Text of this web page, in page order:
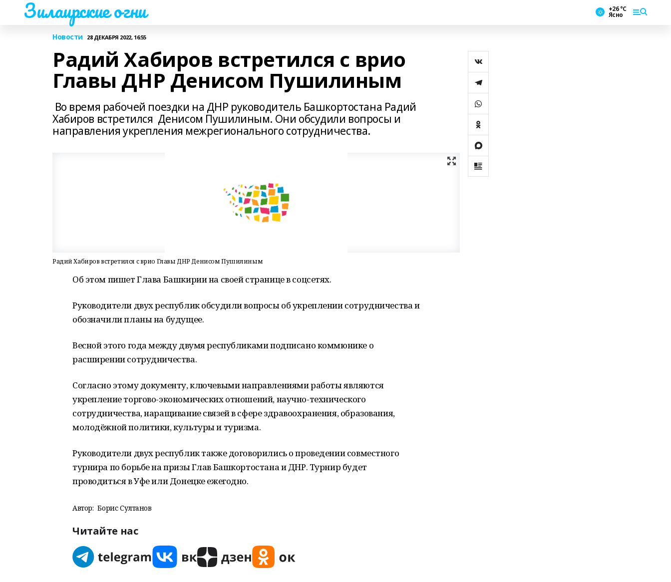
Зилаирские огни +26 °С
Ясно
Новости 28 ДЕКАБРЯ 2022, 16:55
Радий Хабиров встретился с врио
Главы ДНР Денисом Пушилиным
Во время рабочей поездки на ДНР руководитель Башкортостана Радий
Хабиров встретился Денисом Пушилиным. Они обсудили вопросы и
направления укрепления межрегионального сотрудничества.
Радий Хабиров встретился с врио Главы ДНР Денисом Пушилиным
Об этом пишет Глава Башкирии на своей странице в соцсетях.
Руководители двух республик обсудили вопросы об укреплении сотрудничества и
обозначили планы на будущее.
Весной этого года между двумя республиками подписано коммюнике о
расширении сотрудничества.
Согласно этому документу, ключевыми направлениями работы являются
укрепление торгово-экономических отношений, научно-технического
сотрудничества, наращивание связей в сфере здравоохранения, образования,
молодёжной политики, культуры и туризма.
Руководители двух республик также договорились о проведении совместного
турнира по борьбе на призы Глав Башкортостана и ДНР. Турнир будет
проводиться в Уфе или Донецке ежегодно.
Автор: Борис Султанов
Читайте нас